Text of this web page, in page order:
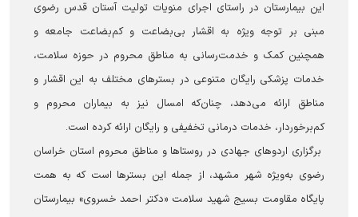
این بیمارستان در راستای اجرای منویات تولیت آستان قدس رضوی
مبنی بر توجه ویژه به اقشار بی‌بضاعت و کم‌بضاعت جامعه و
همچنین کمک و خدمت‌رسانی به مناطق محروم در حوزه سلامت،
خدمات پزشکی رایگان متنوعی در بسترهای مختلف به این اقشار و
مناطق ارائه می‌دهد، چنان‌که امسال نیز به بیماران محروم و
کم‌برخوردار، خدمات درمانی تخفیفی و رایگان ارائه کرده است.
برگزاری اردوهای جهادی در روستاها و مناطق محروم استان خراسان
رضوی به‌ویژه شهر مشهد، از جمله این بسترها است که به همت
پایگاه مقاومت بسیج شهید سلامت «دکتر احمد خسروی» بیمارستان